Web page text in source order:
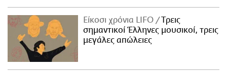
Είκοσι χρόνια LIFO
Tρεις
σημαντικοί Έλληνες μουσικοί, τρεις
μεγάλες απώλειες